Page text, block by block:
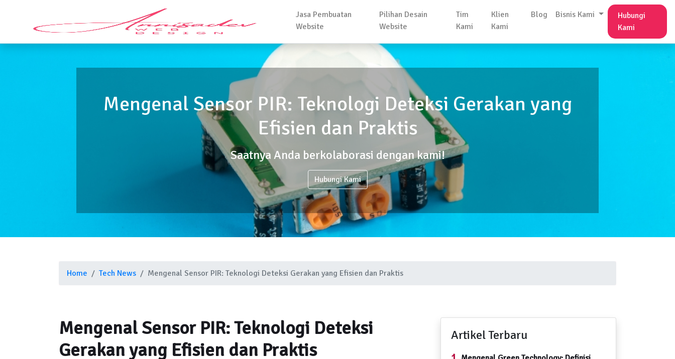
Jasa Pembuatan
Website
Pilihan Desain
Website
Tim
Kami
Klien
Kami
Blog Bisnis Kami
Hubungi
Kami
Mengenal Sensor PIR: Teknologi Deteksi Gerakan yang
Efisien dan Praktis
Saatnya Anda berkolaborasi dengan kami!
Hubungi Kami
Home Tech News Mengenal Sensor PIR: Teknologi Deteksi Gerakan yang Efisien dan Praktis
Mengenal Sensor PIR: Teknologi Deteksi
Gerakan yang Efisien dan Praktis
Artikel Terbaru